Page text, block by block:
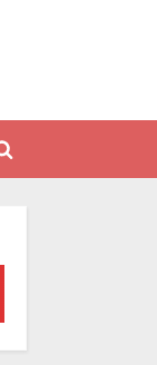
Toggle